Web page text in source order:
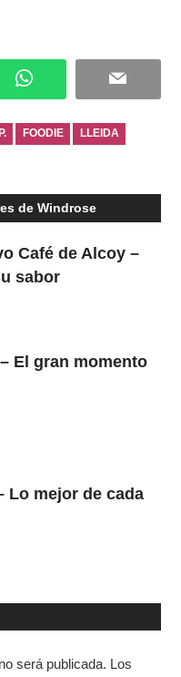
WhatsApp Email
FOODIE LLEIDA
de Windrose
Café de Alcoy –
sabor
El gran momento
Lo mejor de cada
será publicada. Los